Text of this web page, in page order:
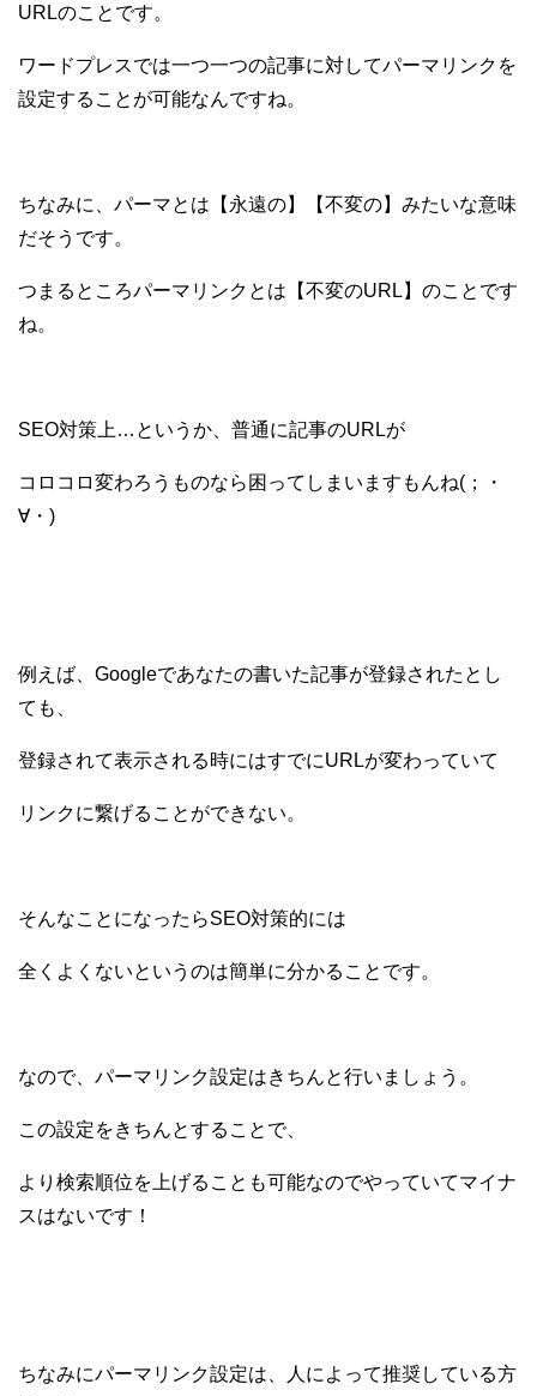
URLのことです。
ワードプレスでは一つ一つの記事に対してパーマリンクを
設定することが可能なんですね。
ちなみに、パーマとは【永遠の】【不変の】みたいな意味
だそうです。
つまるところパーマリンクとは【不変のURL】のことです
ね。
SEO対策上…というか、普通に記事のURLが
コロコロ変わろうものなら困ってしまいますもんね(；・
∀・)
例えば、Googleであなたの書いた記事が登録されたとし
ても、
登録されて表示される時にはすでにURLが変わっていて
リンクに繋げることができない。
そんなことになったらSEO対策的には
全くよくないというのは簡単に分かることです。
なので、パーマリンク設定はきちんと行いましょう。
この設定をきちんとすることで、
より検索順位を上げることも可能なのでやっていてマイナ
スはないです！
ちなみにパーマリンク設定は、人によって推奨している方